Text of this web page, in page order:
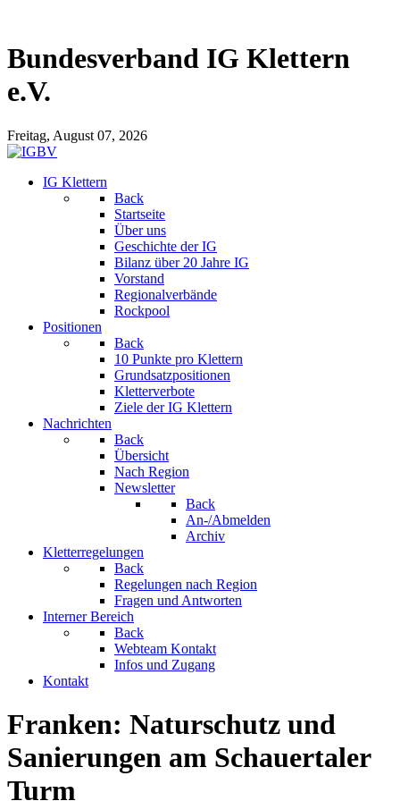
Bundesverband IG Klettern
e.V.
Freitag, August 07, 2026
IG Klettern
Back
Startseite
Über uns
Geschichte der IG
Bilanz über 20 Jahre IG
Vorstand
Regionalverbände
Rockpool
Positionen
Back
10 Punkte pro Klettern
Grundsatzpositionen
Kletterverbote
Ziele der IG Klettern
Nachrichten
Back
Übersicht
Nach Region
Newsletter
Back
An-/Abmelden
Archiv
Kletterregelungen
Back
Regelungen nach Region
Fragen und Antworten
Interner Bereich
Back
Webteam Kontakt
Infos und Zugang
Kontakt
Franken: Naturschutz und
Sanierungen am Schauertaler
Turm